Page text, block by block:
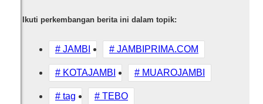
Ikuti perkembangan berita ini dalam topik:
# JAMBI # JAMBIPRIMA.COM
# KOTAJAMBI # MUAROJAMBI
# tag # TEBO